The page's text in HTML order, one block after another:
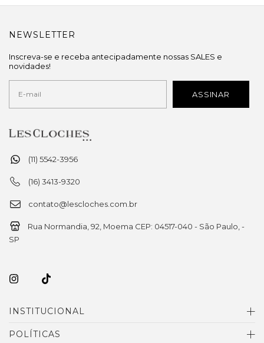
(11) 5542-3956
(16) 3413-9320
contato@lescloches.com.br
Rua Normandia, 92, Moema CEP: 04517-040 - São Paulo, -
SP
INSTITUCIONAL
POLÍTICAS
NEWSLETTER
Inscreva-se e receba antecipadamente nossas SALES e
novidades!